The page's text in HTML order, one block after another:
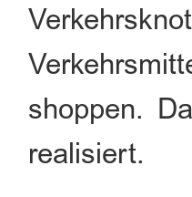
shoppen.
realisiert.